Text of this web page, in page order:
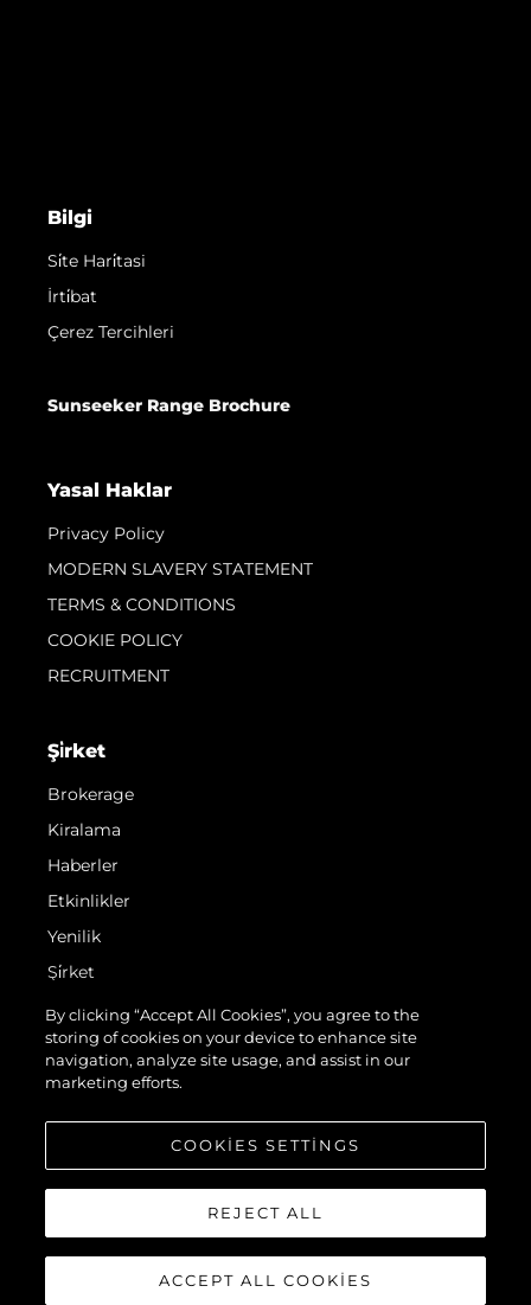
Bilgi
Si̇te Hari̇tasi
İrti̇bat
Çerez Tercihleri
Sunseeker Range Brochure
Yasal Haklar
Privacy Policy
MODERN SLAVERY STATEMENT
TERMS & CONDITIONS
COOKIE POLICY
RECRUITMENT
Şi̇rket
Brokerage
Kiralama
Haberler
Etkinlikler
Yenilik
Şi̇rket
Ekip
Yaşam Şekli̇
Mi̇ras
© 2026 Sunseeker London Group.Her hakkı saklıdır.
By clicking “Accept All Cookies”, you agree to the
storing of cookies on your device to enhance site
navigation, analyze site usage, and assist in our
marketing efforts.
COOKIES SETTINGS
REJECT ALL
ACCEPT ALL COOKIES